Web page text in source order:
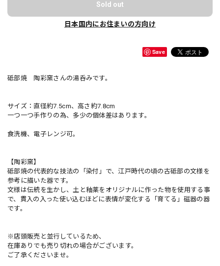
Sold out
日本国内にお住まいの方向け
Save
砥部焼 陶彩窯さんの湯呑みです。
サイズ：直径約7.5cm、高さ約7.8cm
一つ一つ手作りの為、多少の個体差はあります。
食洗機、電子レンジ可。
【陶彩窯】
砥部焼の代表的な技法の「染付」で、江戸時代の頃の古砥部の文様を
参考に描いた器です。
文様は伝統を生かし、土と釉薬をオリジナルに作った物を使用する事
で、貫入の入った使い込むほどに表情が変化する「育てる」磁器の器
です。
※店頭販売と並行しているため、
在庫ありでも売り切れの場合がございます。
ご了承くださいませ。